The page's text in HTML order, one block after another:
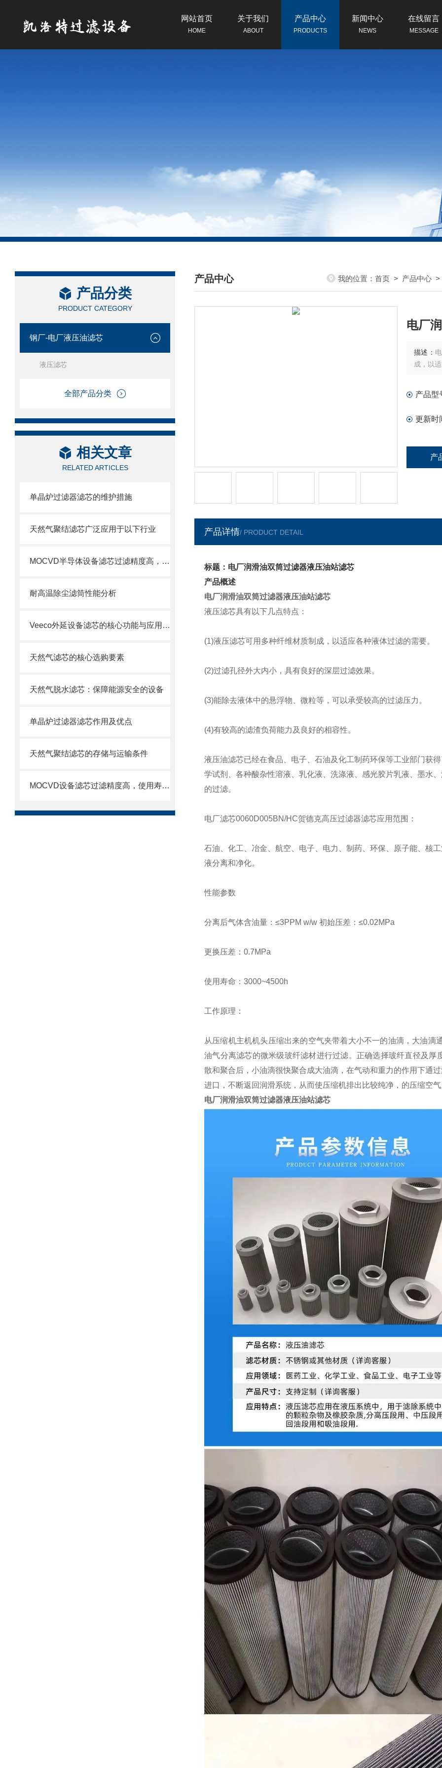
网站首页
HOME
关于我们
ABOUT
产品中心
PRODUCTS
新闻中心
NEWS
在线留言
MESSAGE
产品分类
PRODUCT CATEGORY
钢厂-电厂液压油滤芯
液压滤芯
全部产品分类
相关文章
RELATED ARTICLES
单晶炉过滤器滤芯的维护措施
天然气聚结滤芯广泛应用于以下行业
MOCVD半导体设备滤芯过滤精度高，使用寿命长
耐高温除尘滤筒性能分析
Veeco外延设备滤芯的核心功能与应用场景
天然气滤芯的核心选购要素
天然气脱水滤芯：保障能源安全的设备
单晶炉过滤器滤芯作用及优点
天然气聚结滤芯的存储与运输条件
MOCVD设备滤芯过滤精度高，使用寿命长
产品中心
/ PRODUCTS CENTER
我的位置： 首页 > 产品中心
电厂
描述：
成，以
产品型
更新时
产
产品详情/ PRODUCT DETAIL
标题：电厂润滑油双筒过滤器液压油站滤芯
产品概述
电厂润滑油双筒过滤器液压油站滤芯
液压滤芯具有以下几点特点：
(1)液压滤芯可用多种纤维材质制成，以适应各种液体过滤的需要。
(2)过滤孔径外大内小，具有良好的深层过滤效果。
(3)能除去液体中的悬浮物、微粒等，可以承受较高的过滤压力。
(4)有较高的滤渣负荷能力及良好的相容性。
液压油滤芯已经在食品、电子、石油及化工制药环保等工业部门获得
学试剂、各种酸杂性溶液、乳化液、洗涤液、感光胶片乳液、墨水
的过滤。
电厂滤芯0060D005BN/HC贺德克高压过滤器滤芯应用范围：
石油、化工、冶金、航空、电子、电力、制药、环保、原子能、核
液分离和净化。
性能参数
分离后气体含油量： ≤3PPM w/w 初始压差：≤0.02MPa
更换压差： 0.7MPa
使用寿命： 3000~4500h
工作原理：
从压缩机主机机头压缩出来的空气夹带着大小不一的油滴，大油滴
油气分离滤芯的微米级玻纤滤材进行过滤。正确选择玻纤直径及厚
散和聚合后，小油滴很快聚合成大油滴，在气动和重力的作用下通
进口，不断返回润滑系统，从而使压缩机排出比较纯净，的压缩空气
电厂润滑油双筒过滤器液压油站滤芯